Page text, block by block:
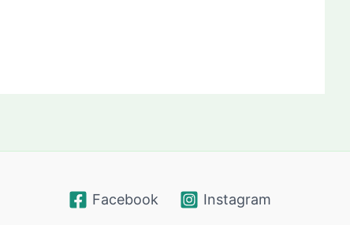
Facebook Instagram